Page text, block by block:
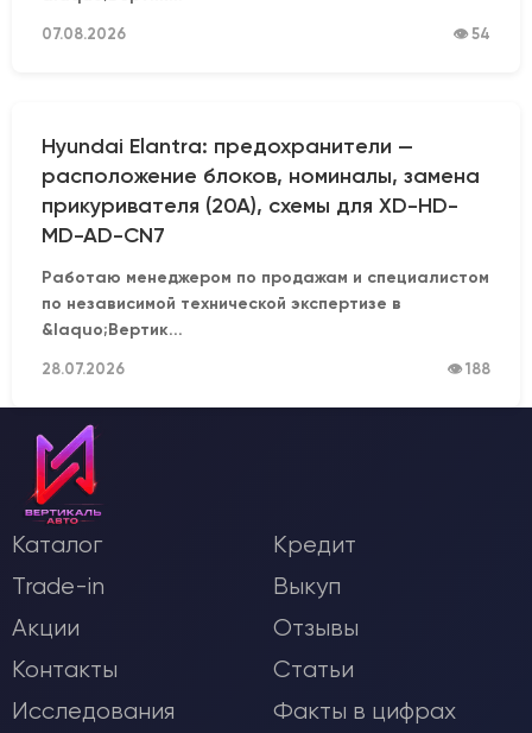
07.08.2026 👁 54
Hyundai Elantra: предохранители —
расположение блоков, номиналы, замена
прикуривателя (20А), схемы для XD-HD-
MD-AD-CN7
Работаю менеджером по продажам и специалистом
по независимой технической экспертизе в
&laquo;Вертик...
28.07.2026 👁 188
Каталог
Кредит
Trade-in
Выкуп
Акции
Отзывы
Контакты
Статьи
Исследования
Факты в цифрах